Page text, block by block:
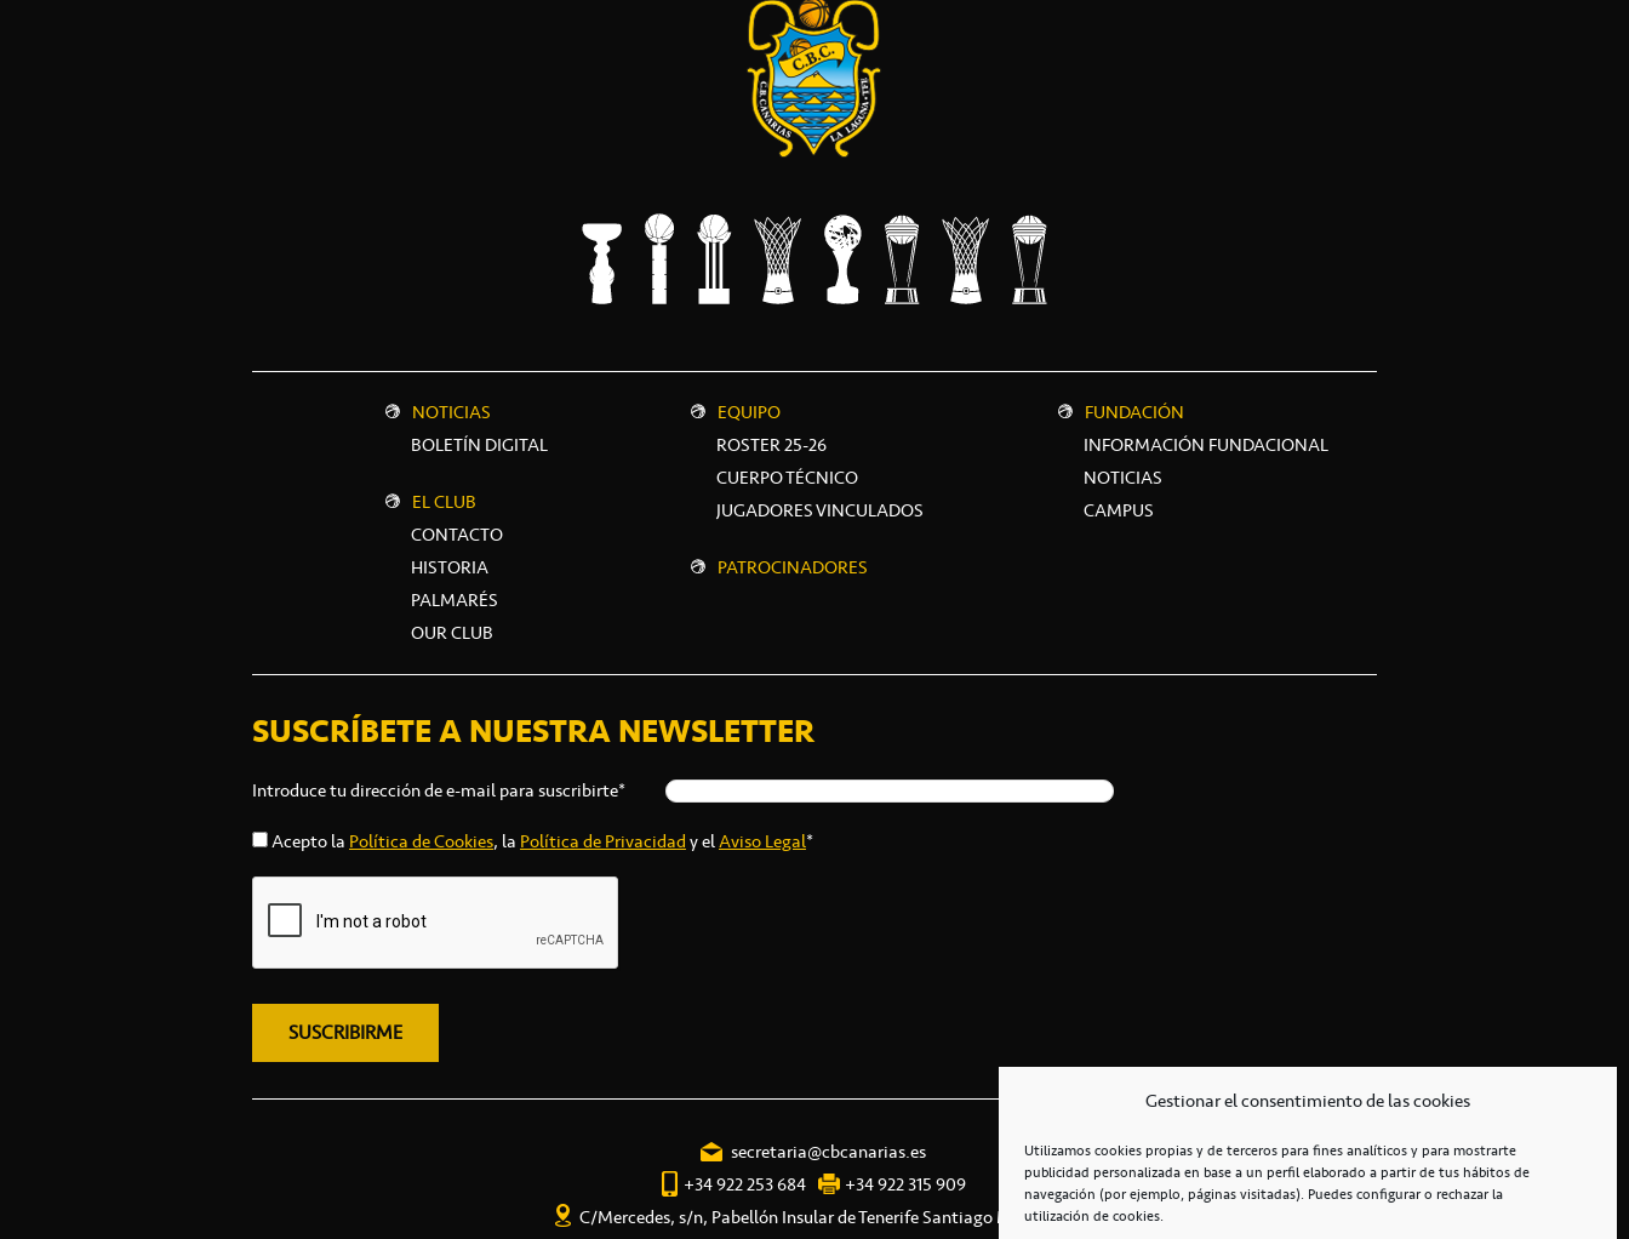
Gestionar el consentimiento de las cookies
Utilizamos cookies propias y de terceros para fines analíticos y para mostrarte
publicidad personalizada en base a un perfil elaborado a partir de tus hábitos de
navegación (por ejemplo, páginas visitadas). Puedes configurar o rechazar la
utilización de cookies.
NOTICIAS
BOLETÍN DIGITAL
EL CLUB
CONTACTO
HISTORIA
PALMARÉS
OUR CLUB
EQUIPO
ROSTER 25-26
CUERPO TÉCNICO
JUGADORES VINCULADOS
PATROCINADORES
FUNDACIÓN
INFORMACIÓN FUNDACIONAL
NOTICIAS
CAMPUS
SUSCRÍBETE A NUESTRA NEWSLETTER
Introduce tu dirección de e-mail para suscribirte*
Acepto la Política de Cookies, la Política de Privacidady elAviso Legal*
secretaria@cbcanarias.es
+34 922 253 684
+34 922 315 909
C/Mercedes, s/n, Pabellón Insular de Tenerife Santiago Martín